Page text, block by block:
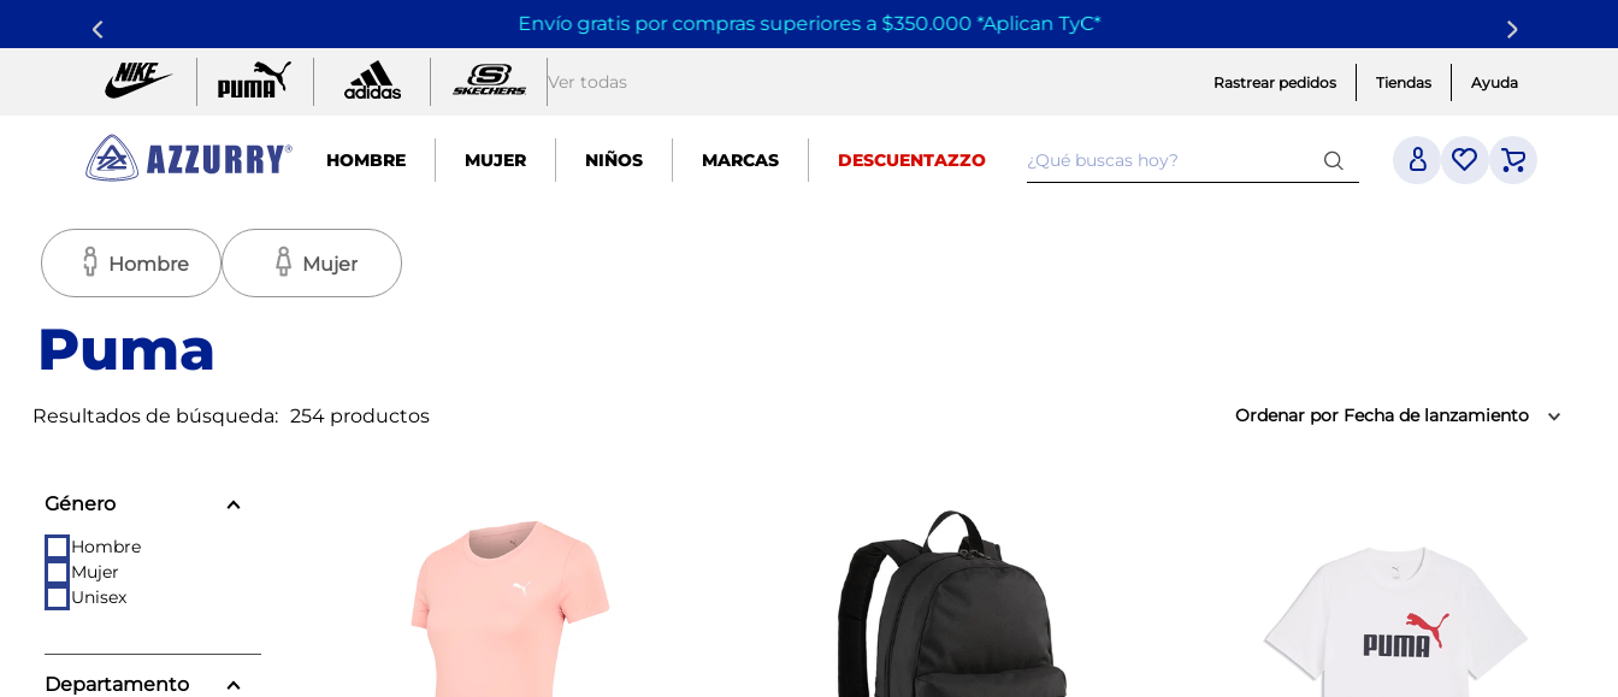
Envío gratis por compras superiores a $350.000 *Aplican TyC *
Ver todas Rastrear pedidos Tiendas Ayuda
HOMBRE MUJER NIÑOS MARCAS DESCUENTAZZO
Hombre Mujer
Puma
Resultados de búsqueda: 254 productos Ordenar por Fecha de lanzamiento
Departamento
Género
Hombre
Mujer
Unisex
.
nike pacific
guayos
sandalias
running
skechers mujer
guayos sintéticos